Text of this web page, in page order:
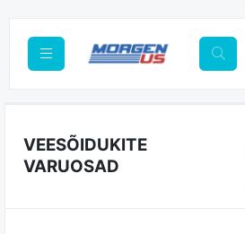
VEESÕIDUKITE
VARUOSAD